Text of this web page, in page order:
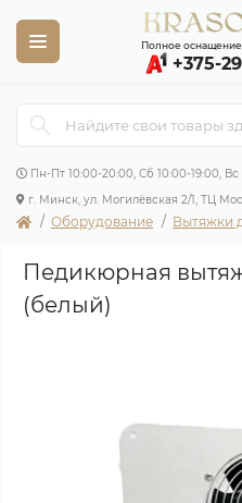
+375-
Полное оснащение
Пн-Пт 10:00-20:00, Сб 10:00-19:00, Вс
г. Минск, ул. Могилёвская 2/1, ТЦ
Оборудование Вытяжки
Педикюрная
(белый)